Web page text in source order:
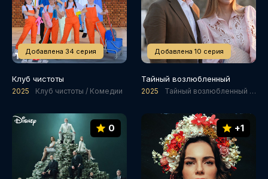
Добавлена 34 серия
Клуб чистоты
2025 Клуб чистоты / Комедии
Добавлена 10 серия
Тайный возлюбленный
2025 Тайный возлюбленный / Мелодрамы / Комедии
0 +1